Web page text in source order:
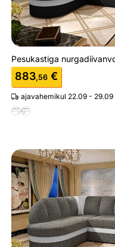
Pesukastiga
883,56 €
ajavahemikul 22.09 - 29.09
Pesukastiga